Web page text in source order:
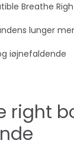
Breathe
lunger
iøjnefaldende
right